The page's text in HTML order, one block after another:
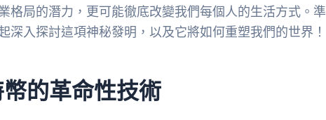
格局的潛力，更可能徹底改變我們每個人的生活方式。準
深入探討這項神秘發明，以及它將如何重塑我們的世界！
的革命性技術